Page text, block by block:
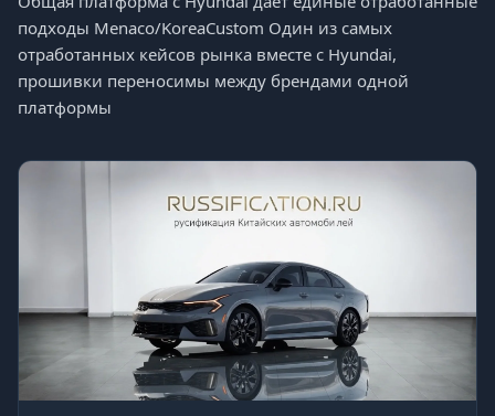
подходы Menaco/KoreaCustom Один из самых
отработанных кейсов рынка вместе с Hyundai,
прошивки переносимы между брендами одной
платформы